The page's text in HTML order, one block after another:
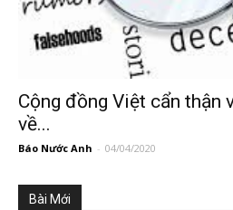
Cộng đồng Việt cẩn thận
về...
Báo Nước Anh - 04/04/2020
Bài Mới